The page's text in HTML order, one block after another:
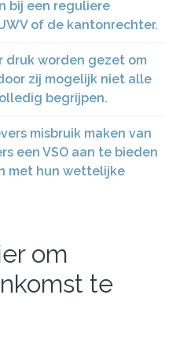
bij een reguliere
of de kantonrechter.
druk worden gezet om
zij mogelijk niet alle
begrijpen.
misbruik maken van
een VSO aan te bieden
met hun wettelijke
om
te